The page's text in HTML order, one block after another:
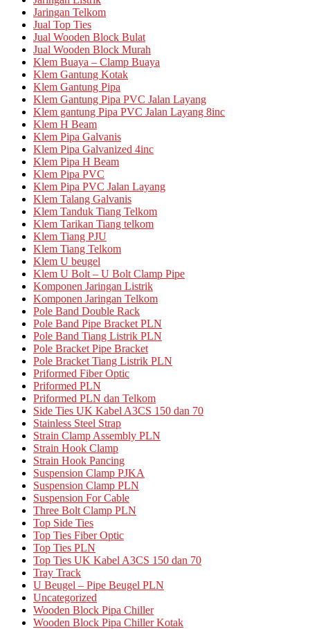
Jaringan Telkom
Jual Top Ties
Jual Wooden Block Bulat
Jual Wooden Block Murah
Klem Buaya – Clamp Buaya
Klem Gantung Kotak
Klem Gantung Pipa
Klem Gantung Pipa PVC Jalan Layang
Klem gantung Pipa PVC Jalan Layang 8inc
Klem H Beam
Klem Pipa Galvanis
Klem Pipa Galvanized 4inc
Klem Pipa H Beam
Klem Pipa PVC
Klem Pipa PVC Jalan Layang
Klem Talang Galvanis
Klem Tanduk Tiang Telkom
Klem Tarikan Tiang telkom
Klem Tiang PJU
Klem Tiang Telkom
Klem U beugel
Klem U Bolt – U Bolt Clamp Pipe
Komponen Jaringan Listrik
Komponen Jaringan Telkom
Pole Band Double Rack
Pole Band Pipe Bracket PLN
Pole Band Tiang Listrik PLN
Pole Bracket Pipe Bracket
Pole Bracket Tiang Listrik PLN
Priformed Fiber Optic
Priformed PLN
Priformed PLN dan Telkom
Side Ties UK Kabel A3CS 150 dan 70
Stainless Steel Strap
Strain Clamp Assembly PLN
Strain Hook Clamp
Strain Hook Pancing
Suspension Clamp PJKA
Suspension Clamp PLN
Suspension For Cable
Three Bolt Clamp PLN
Top Side Ties
Top Ties Fiber Optic
Top Ties PLN
Top Ties UK Kabel A3CS 150 dan 70
Tray Track
U Beugel – Pipe Beugel PLN
Uncategorized
Wooden Block Pipa Chiller
Wooden Block Pipa Chiller Kotak